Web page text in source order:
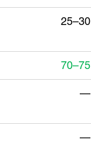
25–30
70–75
—
—